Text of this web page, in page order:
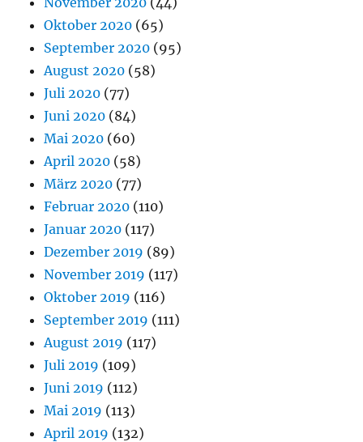
Oktober 2020 (65)
September 2020 (95)
August 2020 (58)
Juli 2020 (77)
Juni 2020 (84)
Mai 2020 (60)
April 2020 (58)
März 2020 (77)
Februar 2020 (110)
Januar 2020 (117)
Dezember 2019 (89)
November 2019 (117)
Oktober 2019 (116)
September 2019 (111)
August 2019 (117)
Juli 2019 (109)
Juni 2019 (112)
Mai 2019 (113)
April 2019 (132)